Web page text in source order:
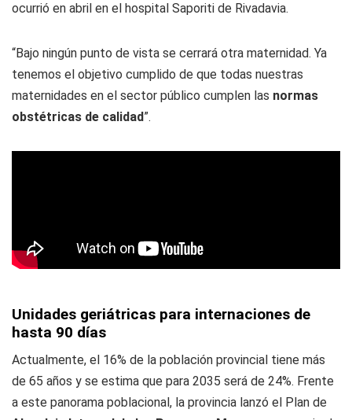
ocurrió en abril en el hospital Saporiti de Rivadavia.
“Bajo ningún punto de vista se cerrará otra maternidad. Ya
tenemos el objetivo cumplido de que todas nuestras
maternidades en el sector público cumplen las normas
obstétricas de calidad”.
Unidades geriátricas para internaciones de
hasta 90 días
Actualmente, el 16% de la población provincial tiene más
de 65 años y se estima que para 2035 será de 24%. Frente
a este panorama poblacional, la provincia lanzó el Plan de